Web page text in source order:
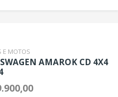
E MOTOS
AMAROK CD 4X4